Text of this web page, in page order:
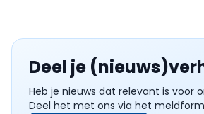
Deel je
Heb je nieuws dat relevant is voor
Deel het met ons via het